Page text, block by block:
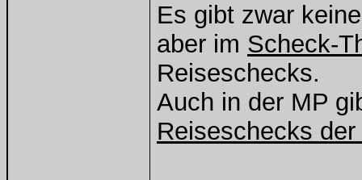
Es gibt zwar
aber im Scheck-
Reiseschecks.
Auch in der MP
Reiseschecks